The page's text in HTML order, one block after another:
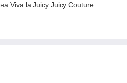
Viva la Juicy Juicy Couture